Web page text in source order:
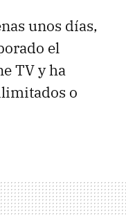
unos días,
el
TV y ha
o